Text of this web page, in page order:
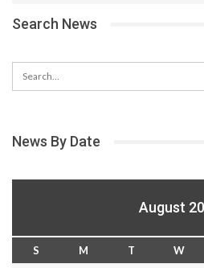
Search News
News By Date
August
S M T W